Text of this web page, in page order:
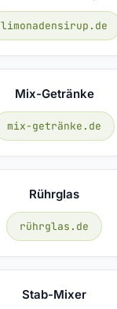
limonadensirup.de
Mix-Getränke
mix-getränke.de
Rührglas
rührglas.de
Stab-Mixer